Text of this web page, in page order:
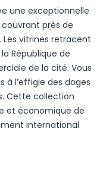
une exceptionnelle
près de
Les vitrines retracent
République de
de la cité. Vous
à l’effigie des doges
Cette collection
et économique de
international